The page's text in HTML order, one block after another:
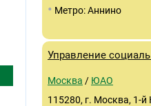
• Метро: Аннино
Управление
Москва / ЮАО
115280, г. Москва, 1-й